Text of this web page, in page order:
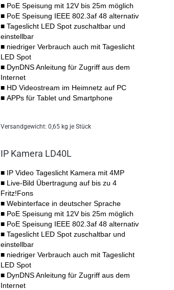
■ PoE Speisung mit 12V bis 25m möglich
■ PoE Speisung IEEE 802.3af 48 alternativ
■ Tageslicht LED Spot zuschaltbar und
einstellbar
■ niedriger Verbrauch auch mit Tageslicht
LED Spot
■ DynDNS Anleitung für Zugriff aus dem
Internet
■ HD Videostream im Heimnetz auf PC
■ APPs für Tablet und Smartphone
Versandgewicht: 0,65 kg je Stück
IP Kamera LD40L
■ IP Video Tageslicht Kamera mit 4MP
■ Live-Bild Übertragung auf bis zu 4
Fritz!Fons
■ Webinterface in deutscher Sprache
■ PoE Speisung mit 12V bis 25m möglich
■ PoE Speisung IEEE 802.3af 48 alternativ
■ Tageslicht LED Spot zuschaltbar und
einstellbar
■ niedriger Verbrauch auch mit Tageslicht
LED Spot
■ DynDNS Anleitung für Zugriff aus dem
Internet